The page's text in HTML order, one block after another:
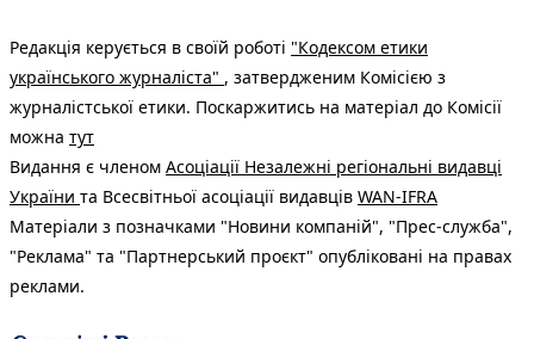
Редакція керується в своїй роботі "Кодексом етики
українського журналіста" , затвердженим Комісією з
журналістської етики. Поскаржитись на матеріал до Комісії
можна тут
Видання є членом Асоціації Незалежні регіональні видавці
України та Всесвітньої асоціації видавців WAN-IFRA
Матеріали з позначками "Новини компаній", "Прес-служба",
"Реклама" та "Партнерський проєкт" опубліковані на правах
реклами.